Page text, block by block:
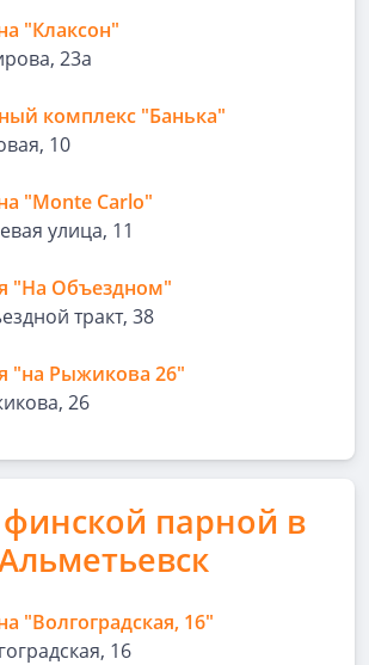
"Клаксон"
23а
комплекс "Банька"
10
"Monte Carlo"
улица, 11
"На Объездном"
тракт, 38
"на Рыжикова 26"
26
парной в
"Волгоградская, 16"
16